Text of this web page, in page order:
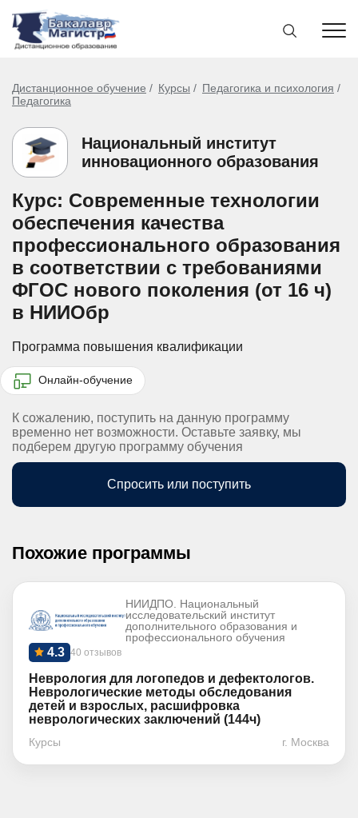
Дистанционное обучение Курсы
Педагогика и психология
Педагогика
Национальный институт
инновационного образования
Курс: Современные технологии
обеспечения качества
профессионального образования
в соответствии с требованиями
ФГОС нового поколения (от 16 ч)
в НИИОбр
Программа повышения квалификации
Онлайн-обучение
К сожалению, поступить на данную программу
временно нет возможности. Оставьте заявку, мы
подберем другую программу обучения
Спросить или поступить
Похожие программы
НИИДПО. Национальный
исследовательский институт
дополнительного образования и
профессионального обучения
40 отзывов
4.3
Неврология для логопедов и дефектологов.
Неврологические методы обследования
детей и взрослых, расшифровка
неврологических заключений (144ч)
Курсы г. Москва